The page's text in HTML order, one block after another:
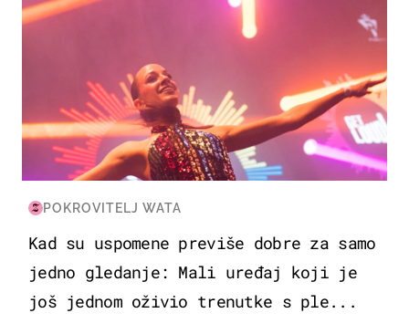
POKROVITELJ WATA
Kad su uspomene previše dobre za samo
jedno gledanje: Mali uređaj koji je
još jednom oživio trenutke s ple...